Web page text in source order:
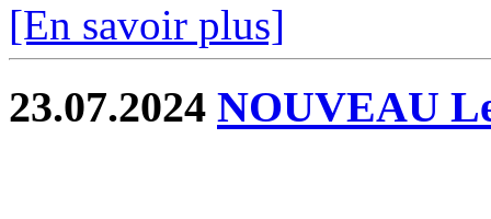
[En savoir plus]
23.07.2024 NOUVEAU